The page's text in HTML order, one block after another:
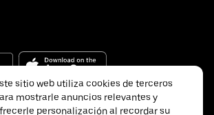
sitio web utiliza cookies de terceros
mostrarle anuncios relevantes y
personalización al recordar su